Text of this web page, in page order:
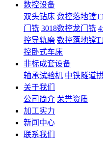
数控设备
双头钻床 数控落地镗
门铣 3018数控龙门铣
控导轨磨 数控落地镗
控卧式车床
非标成套设备
轴承试验机 中铁隧道
关于我们
公司简介 荣誉资质
加工实力
新闻中心
联系我们